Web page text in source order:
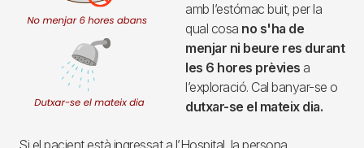
amb l’estómac buit, per la
qual cosa no s'ha de
menjar ni beure res durant
les 6 hores prèvies a
l’exploració. Cal banyar-se o
dutxar-se el mateix dia.